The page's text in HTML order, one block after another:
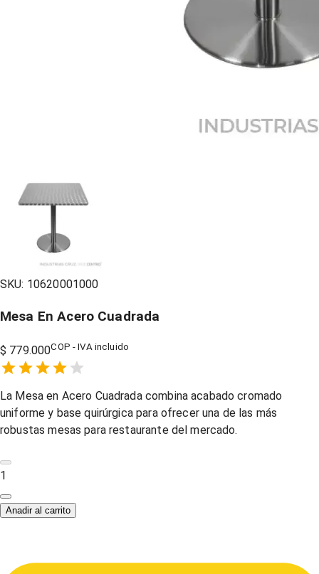
SKU: 10620001000
Mesa En Acero Cuadrada
$ 779.000COP - IVA incluido
1 Star,
2 Stars,
3 Stars,
4 Stars,
5 Stars,
La Mesa en Acero Cuadrada combina acabado cromado
uniforme y base quirúrgica para ofrecer una de las más
robustas mesas para restaurante del mercado.
1
Anadir al carrito